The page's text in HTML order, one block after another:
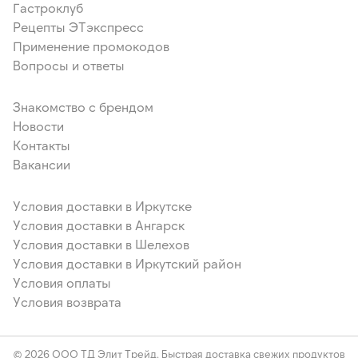
Гастроклуб
Рецепты ЭТэкспресс
Применение промокодов
Вопросы и ответы
Знакомство с брендом
Новости
Контакты
Вакансии
Условия доставки в Иркутске
Условия доставки в Ангарск
Условия доставки в Шелехов
Условия доставки в Иркутский район
Условия оплаты
Условия возврата
© 2026 ООО ТД Элит Трейд. Быстрая доставка свежих продуктов